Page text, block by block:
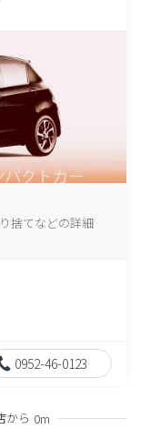
捨てなどの詳細
0952-46-0123
から 0m